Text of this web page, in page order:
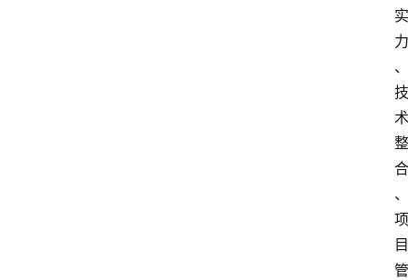
实
力
、
技
术
整
合
、
项
目
管